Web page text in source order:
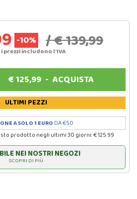
-10% / € 139,99
prezzi includono l'IVA
€125,99- ACQUISTA
ULTIMI PEZZI
A SOLO 1 EURO DA €50
prodotto negli ultimi 30 giorni: € 125.99
NEI NOSTRI NEGOZI
SCOPRI DI PIÙ